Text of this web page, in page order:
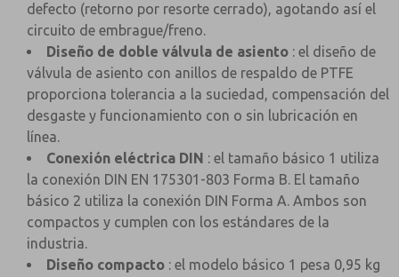
defecto (retorno por resorte cerrado), agotando así el
circuito de embrague/freno.
Diseño de doble válvula de asiento : el diseño de
válvula de asiento con anillos de respaldo de PTFE
proporciona tolerancia a la suciedad, compensación del
desgaste y funcionamiento con o sin lubricación en
línea.
Conexión eléctrica DIN : el tamaño básico 1 utiliza
la conexión DIN EN 175301-803 Forma B. El tamaño
básico 2 utiliza la conexión DIN Forma A. Ambos son
compactos y cumplen con los estándares de la
industria.
Diseño compacto : el modelo básico 1 pesa 0,95 kg